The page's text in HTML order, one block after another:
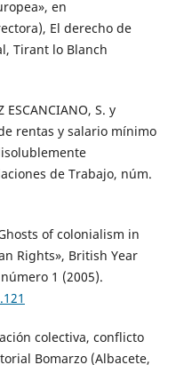
en
El derecho de
Tirant lo Blanch
ESCANCIANO, S. y
de rentas y salario mínimo
de Trabajo, núm.
of colonialism in
Rights», British Year
1 (2005).
colectiva, conflicto
Bomarzo (Albacete,